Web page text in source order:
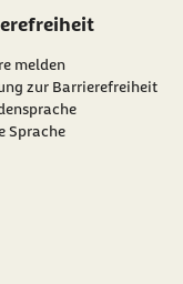
melden
zur Barrierefreiheit
Sprache